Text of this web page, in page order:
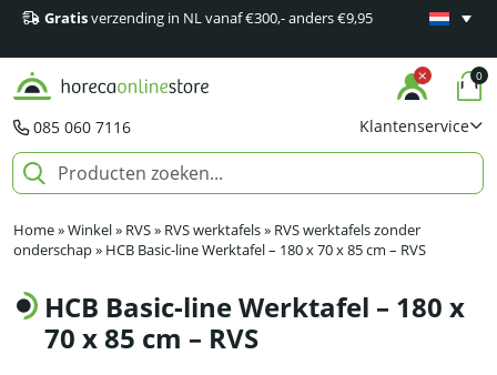
Gratisverzending in NL vanaf €300,- anders €9,95
Minimaal
085 060 7116 Klantenservice
0
Home»Winkel» RVS» RVS werktafels» RVS werktafels zonder
onderschap» HCB Basic-line Werktafel – 180 x 70 x 85 cm – RVS
HCB Basic-line Werktafel – 180 x
70 x 85 cm – RVS